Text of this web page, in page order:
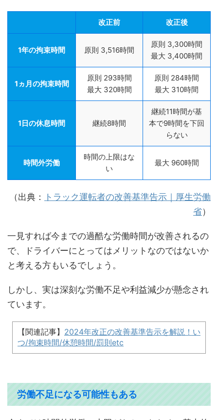
改正前 改正後
1年の拘束時間 原則 3,516時間
原則 3,300時間
最大 3,400時間
1ヵ月の拘束時間
原則 293時間
最大 320時間
原則 284時間
最大 310時間
1日の休息時間 継続8時間
継続11時間が基
本で9時間を下回
らない
時間外労働
時間の上限はな
い
最大 960時間
（出典：
トラック運転者の改善基準告示｜厚生労働
省）
一見すれば今までの過酷な労働時間が改善されるの
で、ドライバーにとってはメリットなのではないか
と考える方もいるでしょう。
しかし、実は深刻な労働不足や利益減少が懸念され
ています。
【関連記事】 2024年改正の改善基準告示を解説！い
つ/拘束時間/休憩時間/罰則etc
労働不足になる可能性もある